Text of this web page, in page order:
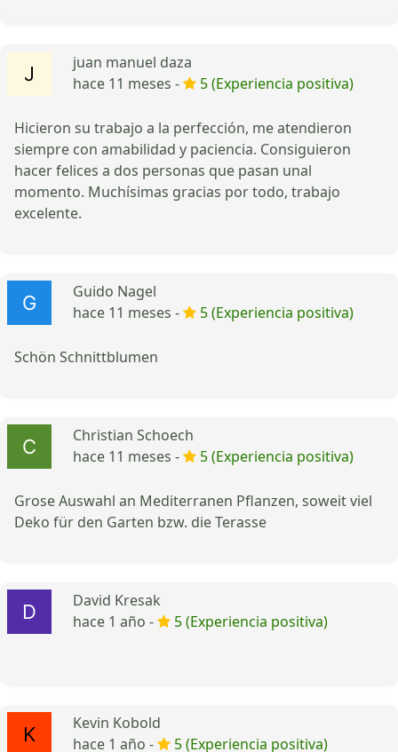
juan manuel daza
hace 11 meses -
5 (Experiencia positiva)
Hicieron su trabajo a la perfección, me atendieron
siempre con amabilidad y paciencia. Consiguieron
hacer felices a dos personas que pasan unal
momento. Muchísimas gracias por todo, trabajo
excelente.
Guido Nagel
hace 11 meses -
5 (Experiencia positiva)
Schön Schnittblumen
Christian Schoech
hace 11 meses -
5 (Experiencia positiva)
Grose Auswahl an Mediterranen Pflanzen, soweit viel
Deko für den Garten bzw. die Terasse
David Kresak
hace 1 año -
5 (Experiencia positiva)
Kevin Kobold
hace 1 año -
5 (Experiencia positiva)